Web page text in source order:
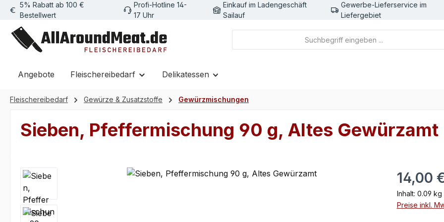
Hauptinhalt springen
Zur Suche springen
Zur Hauptnavigation springen
5% Rabatt ab 100 €
Bestellwert
Profi-Hotline 14-
17 Uhr
Einkauf im Ladengeschäft
Sailauf
Gewerbe-Lieferservice im
Liefergebiet
Angebote Fleischereibedarf Delikatessen
Fleischereibedarf Gewürze & Zusatzstoffe Gewürzmischungen
Sieben, Pfeffermischung 90 g, Altes Gewürzamt
Bildergalerie überspringen Regulärer
14,00
Inhalt: 0.09 kg
Preise inkl.